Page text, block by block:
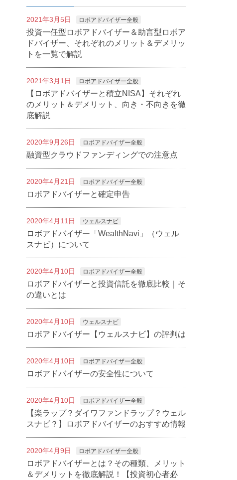
2021年3月5日 ロボアドバイザー全般
投資一任型ロボアドバイザー＆助言型ロボア
ドバイザー、それぞれのメリット＆デメリッ
トを一覧で解説
2021年3月1日 ロボアドバイザー全般
【ロボアドバイザーと積立NISA】それぞれ
のメリット＆デメリット、向き・不向きを徹
底解説
2020年9月26日 ロボアドバイザー全般
融資型クラウドファンディングでの注意点
2020年4月21日 ロボアドバイザー全般
ロボアドバイザーと確定申告
2020年4月11日 ウェルスナビ
ロボアドバイザー「WealthNavi」（ウェル
スナビ）について
2020年4月10日 ロボアドバイザー全般
ロボアドバイザーと投資信託を徹底比較｜そ
の違いとは
2020年4月10日 ウェルスナビ
ロボアドバイザー【ウェルスナビ】の評判は
2020年4月10日 ロボアドバイザー全般
ロボアドバイザーの安全性について
2020年4月10日 ロボアドバイザー全般
【楽ラップ？ダイワファンドラップ？ウェル
スナビ？】ロボアドバイザーのおすすめ情報
2020年4月9日 ロボアドバイザー全般
ロボアドバイザーとは？その種類、メリット
＆デメリットを徹底解説！【投資初心者必